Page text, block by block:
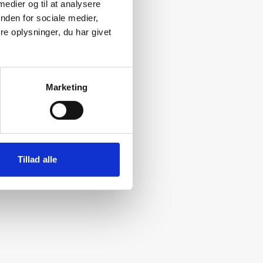
og til at analysere
for sociale medier,
oplysninger, du har givet
Marketing
Tillad alle